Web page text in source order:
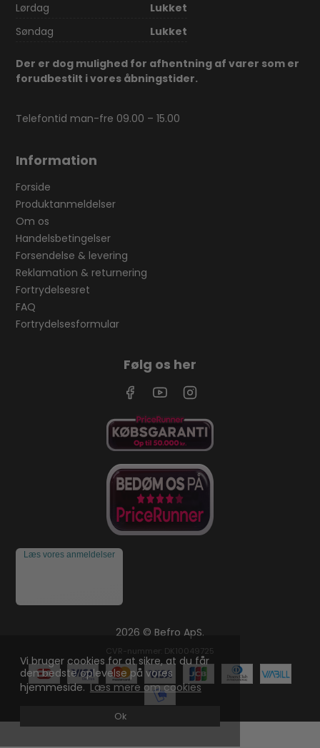
Vi bruger cookies for at sikre, at du får
den bedste oplevelse på vores
hjemmeside.Læs mere om cookies
Ok
Lørdag
Lukket
Søndag
Lukket
Der er dog mulighed for afhentning af varer som er
forudbestilt i vores åbningstider.
Telefontid man-fre 09.00 – 15.00
Information
Forside
Produktanmeldelser
Om os
Handelsbetingelser
Forsendelse & levering
Reklamation & returnering
Fortrydelsesret
FAQ
Fortrydelsesformular
Følg os her
Læs vores anmeldelser
2026 © Befro ApS.
CVR-nummer: DK10049725